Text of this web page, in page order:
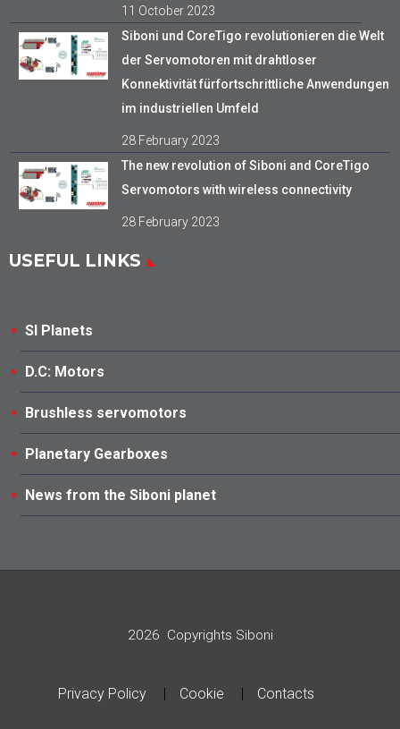
11 October 2023
Siboni und CoreTigo revolutionieren die Welt
der Servomotoren mit drahtloser
Konnektivität fürfortschrittliche Anwendungen
im industriellen Umfeld
28 February 2023
The new revolution of Siboni and CoreTigo
Servomotors with wireless connectivity
28 February 2023
USEFUL LINKS
SI Planets
D.C: Motors
Brushless servomotors
Planetary Gearboxes
News from the Siboni planet
2026 Copyrights Siboni
Privacy Policy Cookie Contacts